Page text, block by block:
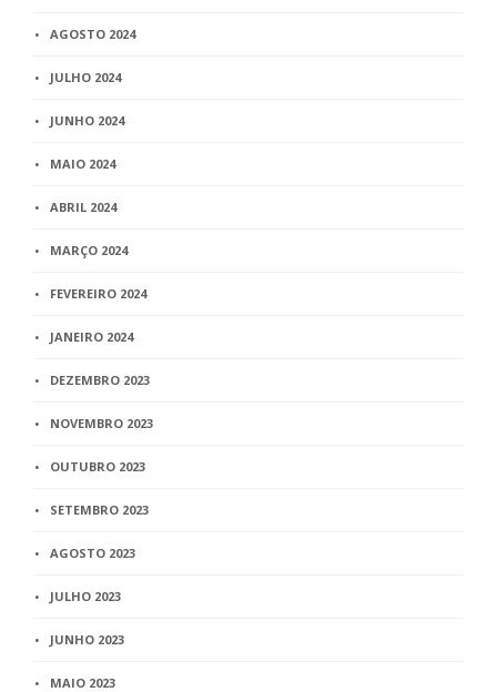
AGOSTO 2024
JULHO 2024
JUNHO 2024
MAIO 2024
ABRIL 2024
MARÇO 2024
FEVEREIRO 2024
JANEIRO 2024
DEZEMBRO 2023
NOVEMBRO 2023
OUTUBRO 2023
SETEMBRO 2023
AGOSTO 2023
JULHO 2023
JUNHO 2023
MAIO 2023